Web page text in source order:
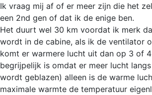
Ik vraag mij af of er meer zijn die het
een 2nd gen of dat ik de enige ben.
Het duurt wel 30 km voordat ik merk
wordt in de cabine, als ik de ventilator
komt er warmere lucht uit dan op 3 of
begrijpelijk is omdat er meer lucht
wordt geblazen) alleen is de warme
maximale warmte de temperatuur